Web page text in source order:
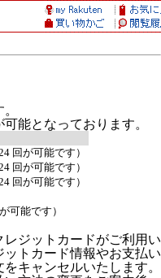
能となっております。
回が可能です）
回が可能です）
回が可能です）
可能です）
ジットカードがご利用い
トカード情報やお支払い
キャンセルいたします。